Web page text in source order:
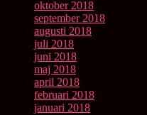
oktober 2018
september 2018
augusti 2018
juli 2018
juni 2018
maj 2018
april 2018
februari 2018
januari 2018